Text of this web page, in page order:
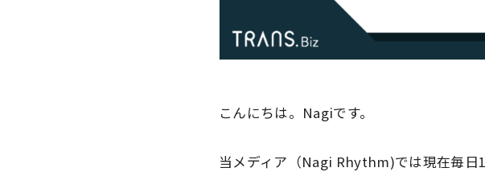
こんにちは。Nagiです。
当メディア（Nagi Rhythm)では現在毎日